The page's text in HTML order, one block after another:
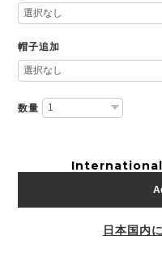
帽子追加
数量
日本国内